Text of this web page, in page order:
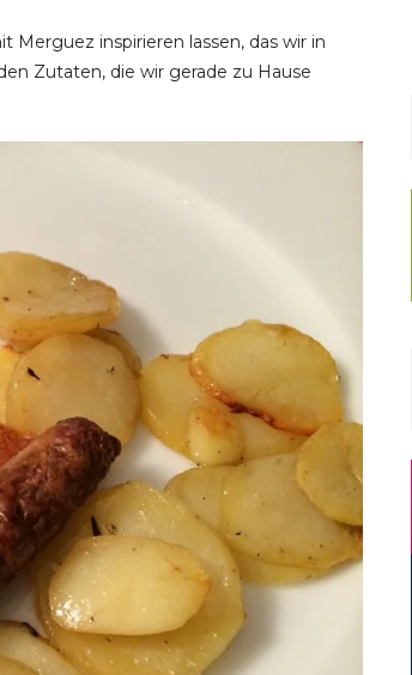
Merguez inspirieren lassen, das wir in
Zutaten, die wir gerade zu Hause